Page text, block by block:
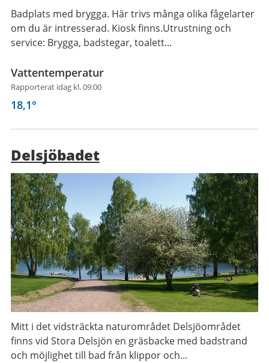
Badplats med brygga. Här trivs många olika fågelarter
om du är intresserad. Kiosk finns.Utrustning och
service: Brygga, badstegar, toalett...
Vattentemperatur
Rapporterat idag kl. 09:00
18,1°
Delsjöbadet
Mitt i det vidsträckta naturområdet Delsjöområdet
finns vid Stora Delsjön en gräsbacke med badstrand
och möjlighet till bad från klippor och...